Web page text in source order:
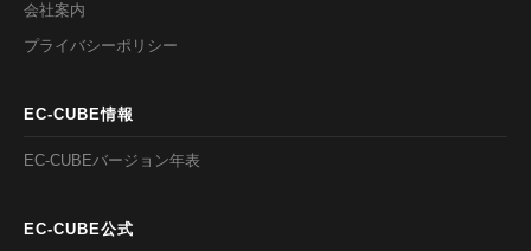
会社案内
プライバシーポリシー
EC-CUBE情報
EC-CUBEバージョン年表
EC-CUBE公式